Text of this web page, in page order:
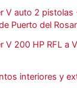
V auto 2 pistolas
Puerto del
V 200 HP RFL a
interiores y